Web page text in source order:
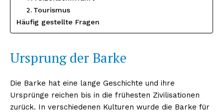
Tourismus
Häufig gestellte Fragen
Ursprung der Barke
Die Barke hat eine lange Geschichte und ihre
Ursprünge reichen bis in die frühesten Zivilisationen
zurück. In verschiedenen Kulturen wurde die Barke für